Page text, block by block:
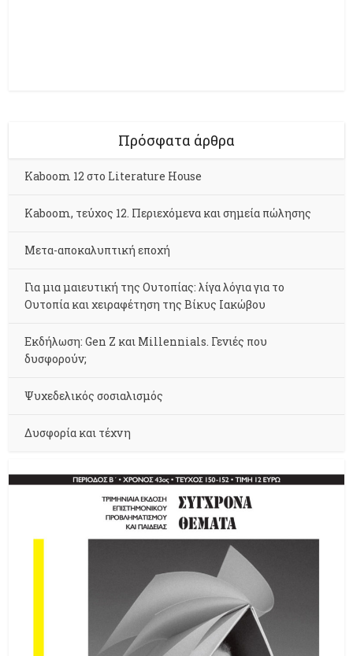
Πρόσφατα άρθρα
Kaboom 12 στο Literature House
Kaboom, τεύχος 12. Περιεχόμενα και σημεία πώλησης
Μετα-αποκαλυπτική εποχή
Για μια μαιευτική της Ουτοπίας: λίγα λόγια για το
Ουτοπία και χειραφέτηση της Βίκυς Ιακώβου
Εκδήλωση: Gen Z και Millennials. Γενιές που
δυσφορούν;
Ψυχεδελικός σοσιαλισμός
Δυσφορία και τέχνη